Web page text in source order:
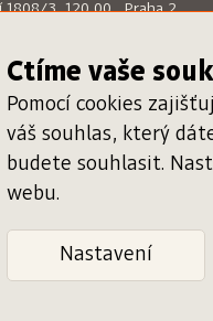
1808/3, 120 00 Praha 2
- 16:00)
597
Ctíme vaše
Pomocí cookies
váš souhlas, který
budete souhlasit.
webu.
Nastavení